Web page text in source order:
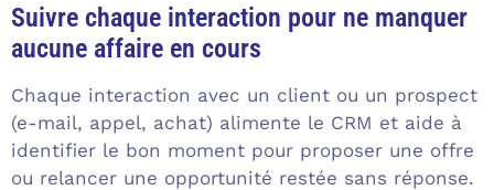
Suivre chaque interaction pour ne manquer
aucune affaire en cours
Chaque interaction avec un client ou un prospect
(e-mail, appel, achat) alimente le CRM et aide à
identifier le bon moment pour proposer une offre
ou relancer une opportunité restée sans réponse.